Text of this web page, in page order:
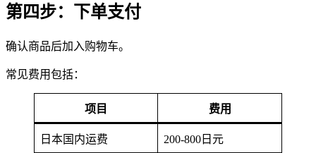
第四步：下单支付
确认商品后加入购物车。
常见费用包括：
项目 费用
日本国内运费 200-800日元